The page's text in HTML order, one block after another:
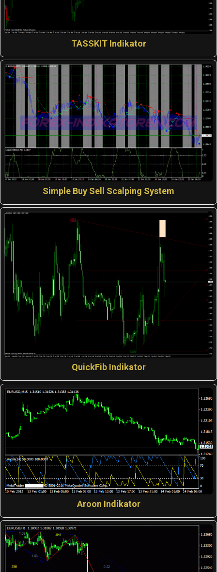
TASSKIT Indikator
Simple Buy Sell Scalping System
QuickFib Indikator
Aroon Indikator